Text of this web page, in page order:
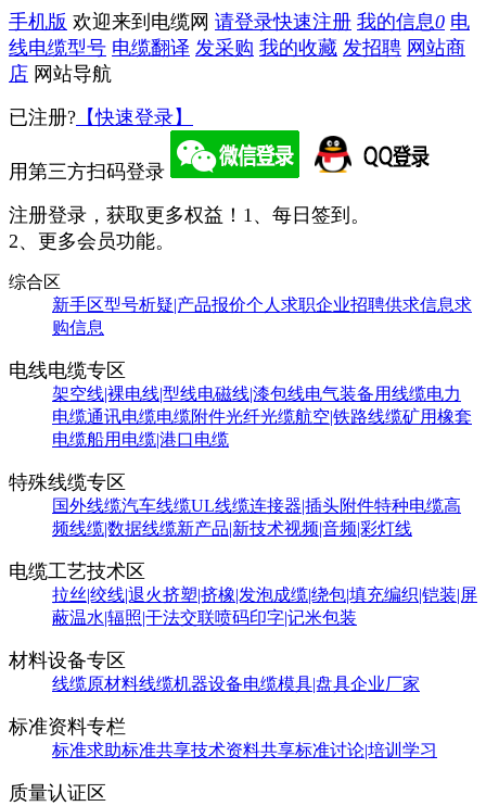
手机版 欢迎来到电缆网 请登录快速注册 我的信息0 电
线电缆型号 电缆翻译 发采购 我的收藏 发招聘 网站商
店 网站导航
已注册? 【快速登录】
用第三方扫码登录
注册登录，获取更多权益！ 1、每日签到。
2、更多会员功能。
综合区
新手区型号析疑|产品报价个人求职企业招聘供求信息求
购信息
电线电缆专区
架空线|裸电线|型线电磁线|漆包线电气装备用线缆电力
电缆通讯电缆电缆附件光纤光缆航空|铁路线缆矿用橡套
电缆船用电缆|港口电缆
特殊线缆专区
国外线缆汽车线缆UL线缆连接器|插头附件特种电缆高
频线缆|数据线缆新产品|新技术视频|音频|彩灯线
电缆工艺技术区
拉丝|绞线|退火挤塑|挤橡|发泡成缆|绕包|填充编织|铠装|屏
蔽温水|辐照|干法交联喷码印字|记米包装
材料设备专区
线缆原材料线缆机器设备电缆模具|盘具企业厂家
标准资料专栏
标准求助标准共享技术资料共享标准讨论|培训学习
质量认证区